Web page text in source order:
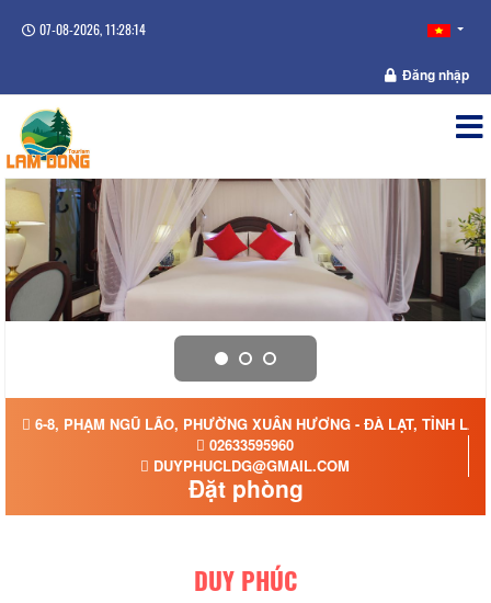
07-08-2026, 11:28:15
Đăng nhập
6-8, PHẠM NGŨ LÃO, PHƯỜNG XUÂN HƯƠNG - ĐÀ LẠT, TỈNH
02633595960
DUYPHUCLDG@GMAIL.COM
Đặt phòng
DUY PHÚC